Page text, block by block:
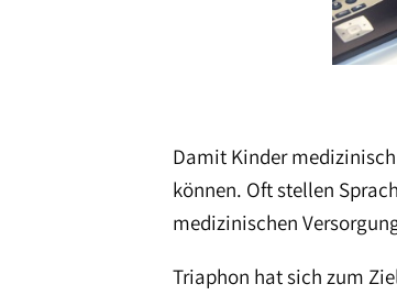
Damit Kinder
können. Oft stellen
medizinischen
Triaphon hat sich zum